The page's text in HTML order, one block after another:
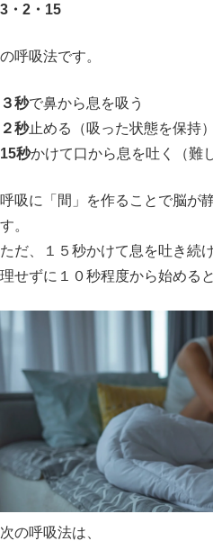
3・2・15
の呼吸法です。
３秒で鼻から息を吸う
２秒止める（吸った状態を保持）
15秒かけて口から息を吐く（難
呼吸に「間」を作ることで脳が
す。
ただ、１５秒かけて息を吐き続
理せずに１０秒程度から始める
次の呼吸法は、